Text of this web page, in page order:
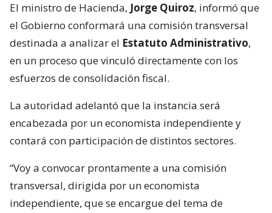
El ministro de Hacienda, Jorge Quiroz, informó que
el Gobierno conformará una comisión transversal
destinada a analizar el Estatuto Administrativo,
en un proceso que vinculó directamente con los
esfuerzos de consolidación fiscal.
La autoridad adelantó que la instancia será
encabezada por un economista independiente y
contará con participación de distintos sectores.
“Voy a convocar prontamente a una comisión
transversal, dirigida por un economista
independiente, que se encargue del tema de